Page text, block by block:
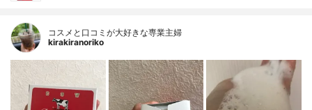
コスメと口コミが大好きな専業主婦
kirakiranoriko